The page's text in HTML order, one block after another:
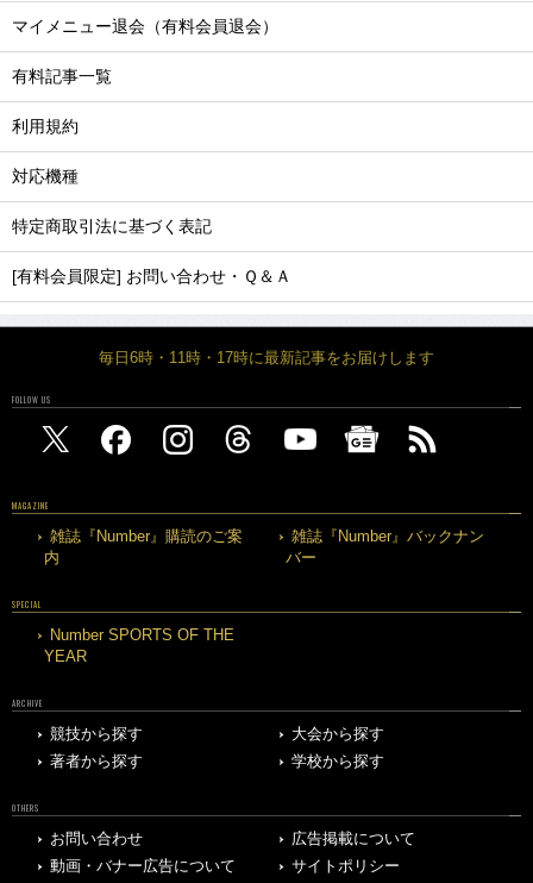
マイメニュー退会（有料会員退会）
有料記事一覧
利用規約
対応機種
特定商取引法に基づく表記
[有料会員限定] お問い合わせ・Ｑ＆Ａ
毎日6時・11時・17時に最新記事をお届けします
FOLLOW US
MAGAZINE
雑誌『Number』購読のご案
内
雑誌『Number』バックナン
バー
SPECIAL
Number SPORTS OF THE
YEAR
ARCHIVE
競技から探す
大会から探す
著者から探す
学校から探す
OTHERS
お問い合わせ
広告掲載について
動画・バナー広告について
サイトポリシー